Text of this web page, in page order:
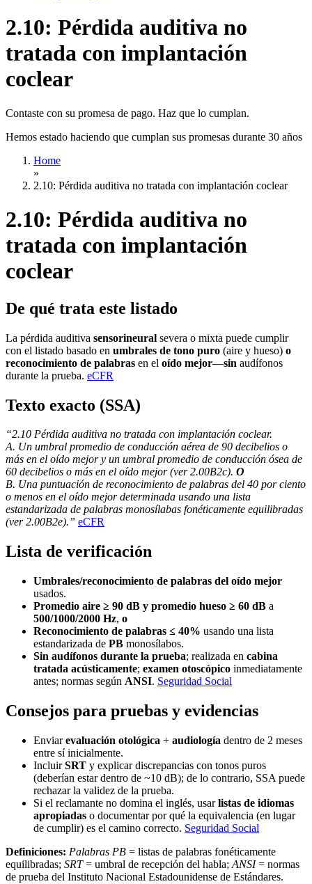
2.10: Pérdida auditiva no
tratada con implantación
coclear
Contaste con su promesa de pago. Haz que lo cumplan.
Hemos estado haciendo que cumplan sus promesas durante 30 años
Home
»
2.10: Pérdida auditiva no tratada con implantación coclear
2.10: Pérdida auditiva no
tratada con implantación
coclear
De qué trata este listado
La pérdida auditiva sensorineural severa o mixta puede cumplir
con el listado basado en umbrales de tono puro (aire y hueso) o
reconocimiento de palabras en el oído mejor—sin audífonos
durante la prueba. eCFR
Texto exacto (SSA)
“2.10 Pérdida auditiva no tratada con implantación coclear.
A. Un umbral promedio de conducción aérea de 90 decibelios o
más en el oído mejor y un umbral promedio de conducción ósea de
60 decibelios o más en el oído mejor (ver 2.00B2c). O
B. Una puntuación de reconocimiento de palabras del 40 por ciento
o menos en el oído mejor determinada usando una lista
estandarizada de palabras monosílabas fonéticamente equilibradas
(ver 2.00B2e).” eCFR
Lista de verificación
Umbrales/reconocimiento de palabras del oído mejor
usados.
Promedio aire ≥ 90 dB y promedio hueso ≥ 60 dB a
500/1000/2000 Hz, o
Reconocimiento de palabras ≤ 40% usando una lista
estandarizada de PB monosílabos.
Sin audífonos durante la prueba; realizada en cabina
tratada acústicamente; examen otoscópico inmediatamente
antes; normas según ANSI. Seguridad Social
Consejos para pruebas y evidencias
Enviarevaluación otológica + audiología dentro de 2 meses
entre sí inicialmente.
IncluirSRT y explicar discrepancias con tonos puros
(deberían estar dentro de ~10 dB); de lo contrario, SSA puede
rechazar la validez de la prueba.
Si el reclamante no domina el inglés, usarlistas de idiomas
apropiadas o documentar por qué la equivalencia (en lugar
de cumplir) es el camino correcto. Seguridad Social
Definiciones: Palabras PB = listas de palabras fonéticamente
equilibradas; SRT= umbral de recepción del habla; ANSI= normas
de prueba del Instituto Nacional Estadounidense de Estándares.